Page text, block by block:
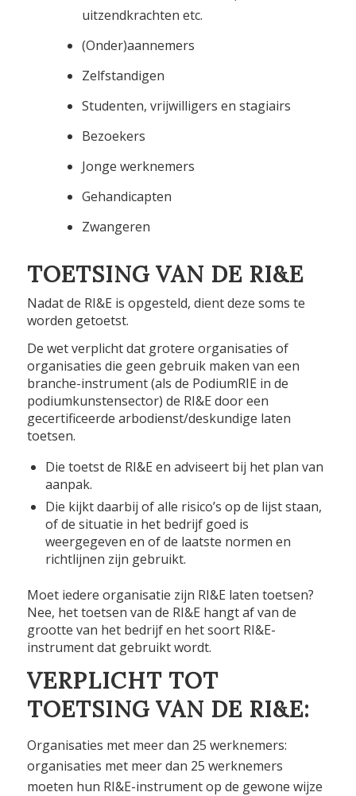
uitzendkrachten etc.
(Onder)aannemers
Zelfstandigen
Studenten, vrijwilligers en stagiairs
Bezoekers
Jonge werknemers
Gehandicapten
Zwangeren
TOETSING VAN DE RI&E
Nadat de RI&E is opgesteld, dient deze soms te
worden getoetst.
De wet verplicht dat grotere organisaties of
organisaties die geen gebruik maken van een
branche-instrument (als de PodiumRIE in de
podiumkunstensector) de RI&E door een
gecertificeerde arbodienst/deskundige laten
toetsen.
Die toetst de RI&E en adviseert bij het plan van
aanpak.
Die kijkt daarbij of alle risico’s op de lijst staan,
of de situatie in het bedrijf goed is
weergegeven en of de laatste normen en
richtlijnen zijn gebruikt.
Moet iedere organisatie zijn RI&E laten toetsen?
Nee, het toetsen van de RI&E hangt af van de
grootte van het bedrijf en het soort RI&E-
instrument dat gebruikt wordt.
VERPLICHT TOT
TOETSING VAN DE RI&E:
Organisaties met meer dan 25 werknemers:
organisaties met meer dan 25 werknemers
moeten hun RI&E-instrument op de gewone wijze